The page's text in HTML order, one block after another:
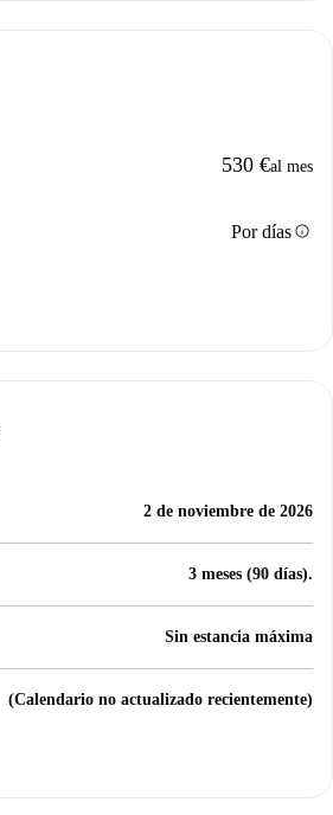
530 €al mes
Por díasinfo
2 de noviembre de 2026
3 meses (90 días).
Sin estancia máxima
(Calendario no actualizado recientemente)